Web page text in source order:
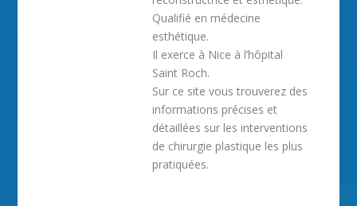
Qualifié en médecine
esthétique.
Il exerce à Nice à l’hôpital
Saint Roch.
Sur ce site vous trouverez des
informations précises et
détaillées sur les interventions
de chirurgie plastique les plus
pratiquées.